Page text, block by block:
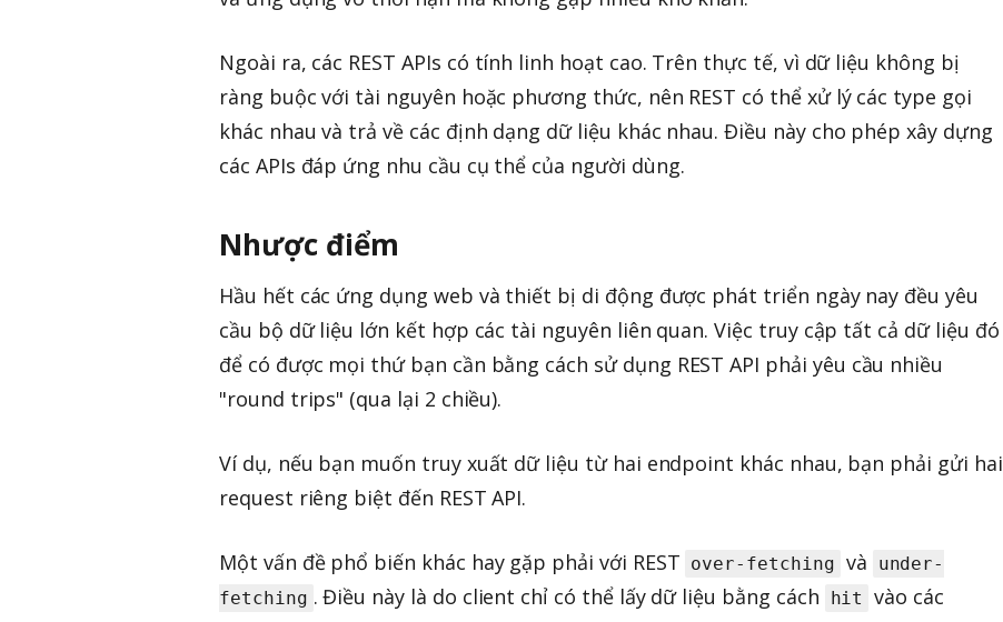
Ngoài ra, các REST APIs có tính linh hoạt cao. Trên thực tế, vì dữ liệu không bị
ràng buộc với tài nguyên hoặc phương thức, nên REST có thể xử lý các type gọi
khác nhau và trả về các định dạng dữ liệu khác nhau. Điều này cho phép xây dựng
các APIs đáp ứng nhu cầu cụ thể của người dùng.
Nhược điểm
Hầu hết các ứng dụng web và thiết bị di động được phát triển ngày nay đều yêu
cầu bộ dữ liệu lớn kết hợp các tài nguyên liên quan. Việc truy cập tất cả dữ liệu đó
để có được mọi thứ bạn cần bằng cách sử dụng REST API phải yêu cầu nhiều
"round trips" (qua lại 2 chiều).
Ví dụ, nếu bạn muốn truy xuất dữ liệu từ hai endpoint khác nhau, bạn phải gửi hai
request riêng biệt đến REST API.
Một vấn đề phổ biến khác hay gặp phải với REST over-fetching và
under-
fetching . Điều này là do client chỉ có thể lấy dữ liệu bằng cách hit
vào các